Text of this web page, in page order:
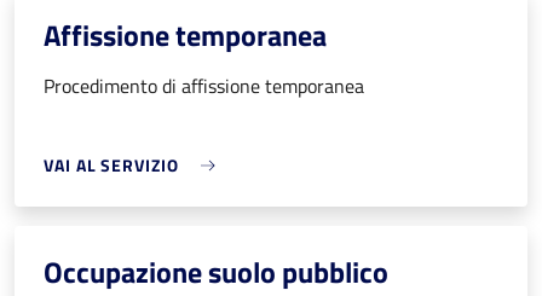
Affissione temporanea
Procedimento di affissione temporanea
VAI AL SERVIZIO
Occupazione suolo pubblico